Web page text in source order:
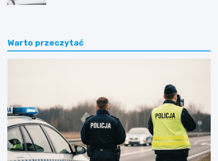
Warto przeczytać